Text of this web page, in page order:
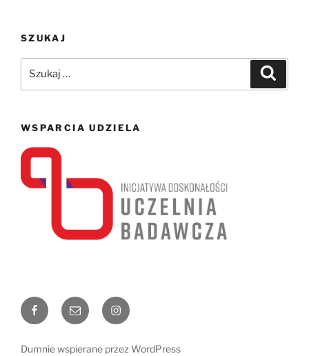
SZUKAJ
WSPARCIA UDZIELA
FacebookEmail Instagram
Dumnie wspierane przez WordPress